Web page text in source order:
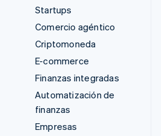
Startups
Comercio agéntico
Criptomoneda
E-commerce
Finanzas integradas
Automatización de
finanzas
Empresas